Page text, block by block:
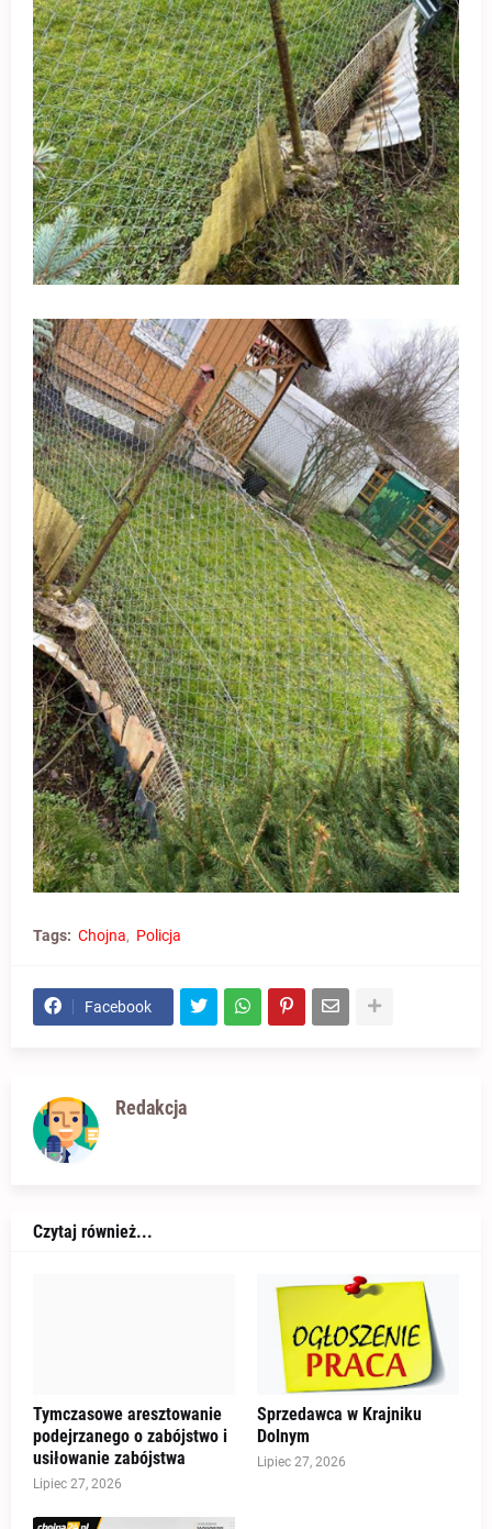
Tags: Chojna Policja
Facebook
Redakcja
Czytaj również...
Tymczasowe aresztowanie
podejrzanego o zabójstwo i
usiłowanie zabójstwa
Lipiec 27, 2026
Sprzedawca w Krajniku
Dolnym
Lipiec 27, 2026